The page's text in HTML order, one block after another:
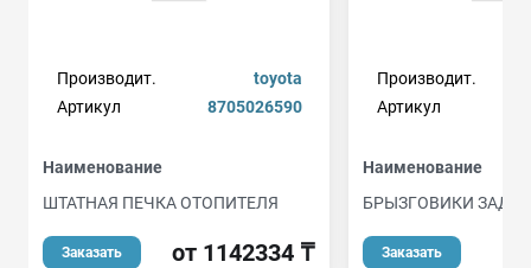
Производит.
toyota
Артикул
8705026590
Наименование
ШТАТНАЯ ПЕЧКА ОТОПИТЕЛЯ
Заказать от 1142334 ₸
Производит.
Артикул
Наименование
БРЫЗГОВИКИ
Заказать